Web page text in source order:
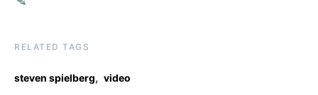
RELATED TAGS
steven spielberg, video